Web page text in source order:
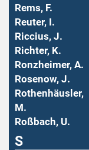
Rems, F.
Reuter, I.
Riccius, J.
Richter, K.
Ronzheimer, A.
Rosenow, J.
Rothenhäusler,
M.
Roßbach, U.
S